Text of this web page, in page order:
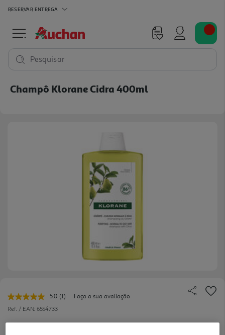
RESERVAR ENTREGA
Pesquisar
Champô Klorane Cidra 400ml
5.0 Leu
Link
(1)
Faça a sua avaliação
Ref. / EAN: 6554733